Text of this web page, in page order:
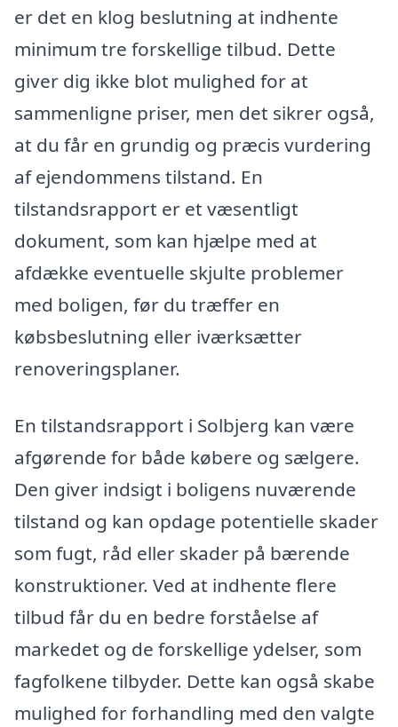
er det en klog beslutning at indhente
minimum tre forskellige tilbud. Dette
giver dig ikke blot mulighed for at
sammenligne priser, men det sikrer også,
at du får en grundig og præcis vurdering
af ejendommens tilstand. En
tilstandsrapport er et væsentligt
dokument, som kan hjælpe med at
afdække eventuelle skjulte problemer
med boligen, før du træffer en
købsbeslutning eller iværksætter
renoveringsplaner.
En tilstandsrapport i Solbjerg kan være
afgørende for både købere og sælgere.
Den giver indsigt i boligens nuværende
tilstand og kan opdage potentielle skader
som fugt, råd eller skader på bærende
konstruktioner. Ved at indhente flere
tilbud får du en bedre forståelse af
markedet og de forskellige ydelser, som
fagfolkene tilbyder. Dette kan også skabe
mulighed for forhandling med den valgte